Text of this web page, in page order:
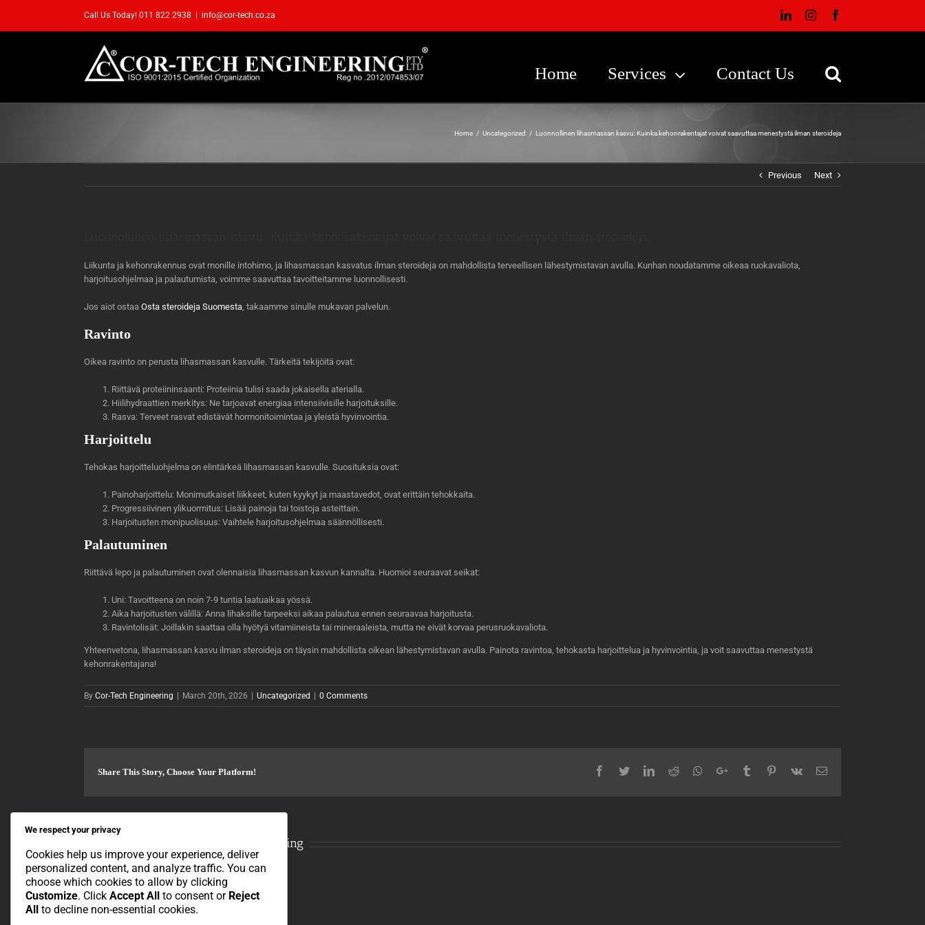
content
Call Us Today! 011 822 2938 info@cor-tech.co.za LinkedInInstagram
Home Services Contact Us
Home / Uncategorized / Luonnollinen lihasmassan kasvu: Kuinka kehonrakentajat voivat saavuttaa menestystä ilman steroideja
Previous Next
Liikunta ja kehonrakennus ovat monille intohimo, ja lihasmassan kasvatus ilman steroideja on mahdollista terveellisen lähestymistavan avulla. Kunhan noudatamme oikeaa ruokavaliota,
harjoitusohjelmaa ja palautumista, voimme saavuttaa tavoitteitamme luonnollisesti.
Jos aiot ostaa Osta steroideja Suomesta, takaamme sinulle mukavan palvelun.
Ravinto
Oikea ravinto on perusta lihasmassan kasvulle. Tärkeitä tekijöitä ovat:
Riittävä proteiininsaanti: Proteiinia tulisi saada jokaisella aterialla.
Hiilihydraattien merkitys: Ne tarjoavat energiaa intensiivisille harjoituksille.
Rasva: Terveet rasvat edistävät hormonitoimintaa ja yleistä hyvinvointia.
Harjoittelu
Tehokas harjoitteluohjelma on elintärkeä lihasmassan kasvulle. Suosituksia ovat:
Painoharjoittelu: Monimutkaiset liikkeet, kuten kyykyt ja maastavedot, ovat erittäin tehokkaita.
Progressiivinen ylikuormitus: Lisää painoja tai toistoja asteittain.
Harjoitusten monipuolisuus: Vaihtele harjoitusohjelmaa säännöllisesti.
Palautuminen
Riittävä lepo ja palautuminen ovat olennaisia lihasmassan kasvun kannalta. Huomioi seuraavat seikat:
Uni: Tavoitteena on noin 7-9 tuntia laatuaikaa yössä.
Aika harjoitusten välillä: Anna lihaksille tarpeeksi aikaa palautua ennen seuraavaa harjoitusta.
Ravintolisät: Joillakin saattaa olla hyötyä vitamiineista tai mineraaleista, mutta ne eivät korvaa perusruokavaliota.
Yhteenvetona, lihasmassan kasvu ilman steroideja on täysin mahdollista oikean lähestymistavan avulla. Painota ravintoa, tehokasta harjoittelua ja hyvinvointia, ja voit saavuttaa menestystä
kehonrakentajana!
By Cor-Tech Engineering March 20th, 2026 Uncategorized 0 Comments
Share This Story, Choose Your Platform! Facebook
TwitterLinkedIn
Reddit Whatsapp
Google+Tumblr Pinterest
Vk Email
Cor-Tech Engineering
We respect your privacy
Cookies help us improve your experience, deliver
personalized content, and analyze traffic. You can
choose which cookies to allow by clicking
Customize. Click Accept All to consent or Reject
All
to decline non-essential cookies.